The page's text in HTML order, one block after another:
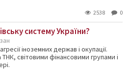
2538 0
систему України?
агресіїіноземнихдержав і окупації.
ТНК, світовими фінансовими групами і
.